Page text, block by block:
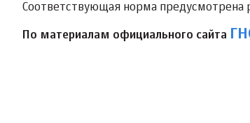
Соответствующая норма предусмотрена
По материалам официального сайта